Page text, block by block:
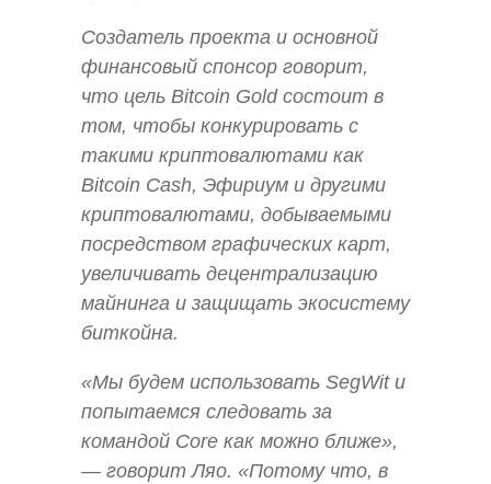
Создатель проекта и основной
финансовый спонсор говорит,
что цель Bitcoin Gold состоит в
том, чтобы конкурировать с
такими криптовалютами как
Bitcoin Cash, Эфириум и другими
криптовалютами, добываемыми
посредством графических карт,
увеличивать децентрализацию
майнинга и защищать экосистему
биткойна.
«Мы будем использовать SegWit и
попытаемся следовать за
командой Core как можно ближе»,
— говорит Ляо. «Потому что, в